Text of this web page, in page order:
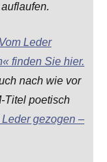
Leder
finden Sie hier.
nach wie vor
Titel poetisch
Leder gezogen –